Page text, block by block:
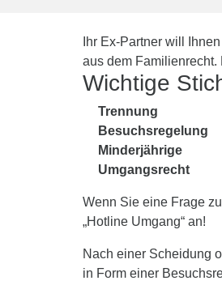
Ihr Ex-Partner will
aus dem Familienrecht.
Wichtige
Trennung
Besuchsregelung
Minderjährige
Umgangsrecht
Wenn Sie eine Frage
„Hotline Umgang“ an!
Nach einer Scheidung
in Form einer